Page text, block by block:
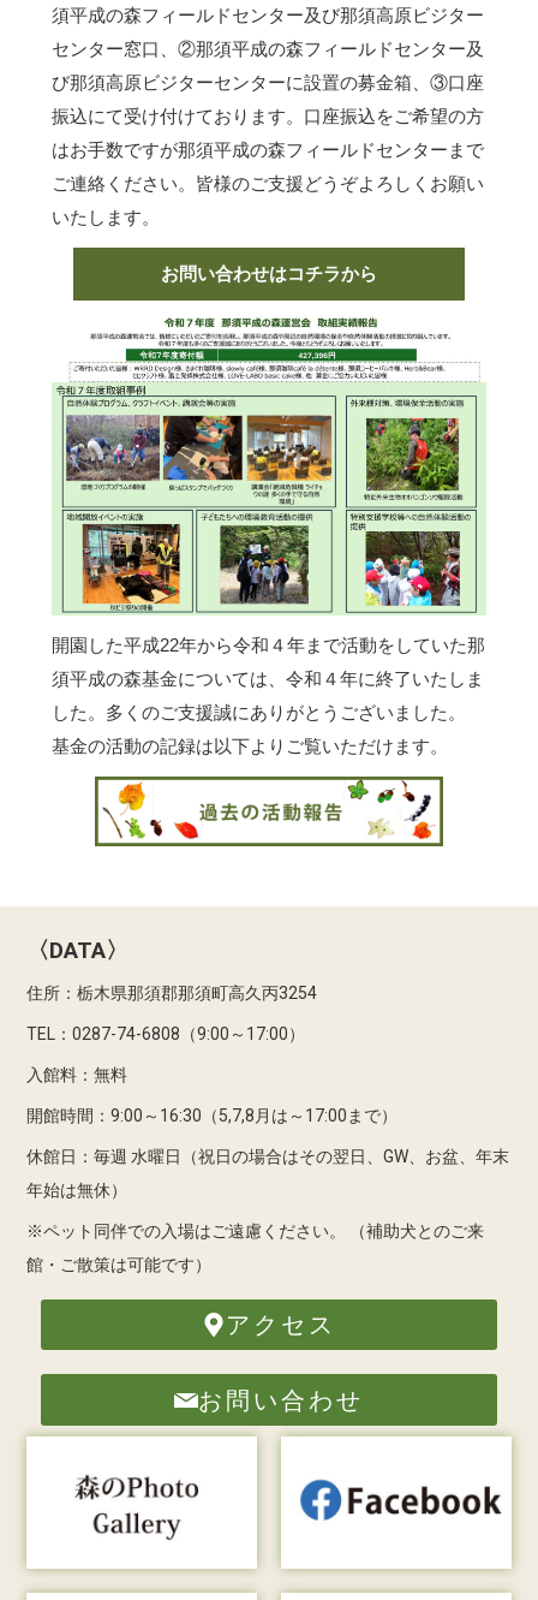
須平成の森フィールドセンター及び那須高原ビジター
センター窓口、②那須平成の森フィールドセンター及
び那須高原ビジターセンターに設置の募金箱、③口座
振込にて受け付けております。口座振込をご希望の方
はお手数ですが那須平成の森フィールドセンターまで
ご連絡ください。皆様のご支援どうぞよろしくお願い
いたします。
お問い合わせはコチラから
開園した平成22年から令和４年まで活動をしていた那
須平成の森基金については、令和４年に終了いたしま
した。多くのご支援誠にありがとうございました。
基金の活動の記録は以下よりご覧いただけます。
〈DATA〉
住所：栃木県那須郡那須町高久丙3254
TEL：0287-74-6808（9:00～17:00）
入館料：無料
開館時間：9:00～16:30（5,7,8月は～17:00まで）
休館日：毎週 水曜日（祝日の場合はその翌日、GW、お盆、年末
年始は無休）
※ペット同伴での入場はご遠慮ください。
（補助犬とのご来
館・ご散策は可能です）
アクセス
お問い合わせ